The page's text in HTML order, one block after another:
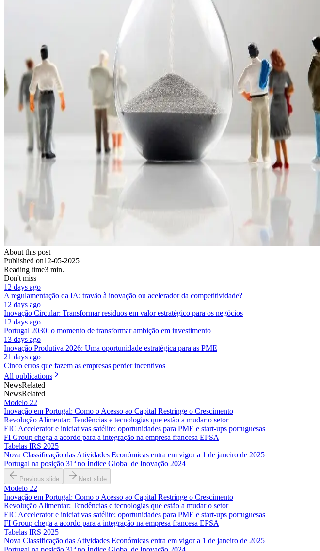
About this post
Published on12-05-2025
Reading time3 min.
Don't miss
12 days ago
A regulamentação da IA: travão à inovação ou acelerador da competitividade?
12 days ago
Inovação Circular: Transformar resíduos em valor estratégico para os negócios
12 days ago
Portugal 2030: o momento de transformar ambição em investimento
13 days ago
Inovação Produtiva 2026: Uma oportunidade estratégica para as PME
21 days ago
Cinco erros que fazem as empresas perder incentivos
All publications
NewsRelated
NewsRelated
Modelo 22
Inovação em Portugal: Como o Acesso ao Capital Restringe o Crescimento
Revolução Alimentar: Tendências e tecnologias que estão a mudar o setor
EIC Accelerator e iniciativas satélite: oportunidades para PME e start-ups portuguesas
FI Group chega a acordo para a integração na empresa francesa EPSA
Tabelas IRS 2025
Nova Classificação das Atividades Económicas entra em vigor a 1 de janeiro de 2025
Portugal na posição 31ª no Índice Global de Inovação 2024
Previous slide Next slide
Modelo 22
Inovação em Portugal: Como o Acesso ao Capital Restringe o Crescimento
Revolução Alimentar: Tendências e tecnologias que estão a mudar o setor
EIC Accelerator e iniciativas satélite: oportunidades para PME e start-ups portuguesas
FI Group chega a acordo para a integração na empresa francesa EPSA
Tabelas IRS 2025
Nova Classificação das Atividades Económicas entra em vigor a 1 de janeiro de 2025
Portugal na posição 31ª no Índice Global de Inovação 2024